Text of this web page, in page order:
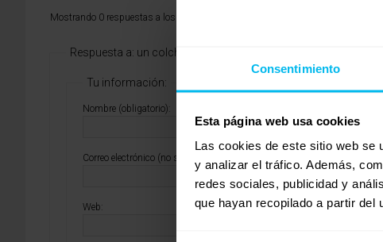
Consentimiento
Esta página web usa cookies
Las cookies de este sitio web se
y analizar el tráfico. Además,
redes sociales, publicidad y
que hayan recopilado a partir del
Mostrando 0 respuestas a los debates
Respuesta a: un colchón duradero no hunda deforme con el
Tu información:
Nombre (obligatorio):
Correo electrónico (no se publicará) (obligatorio):
Web: